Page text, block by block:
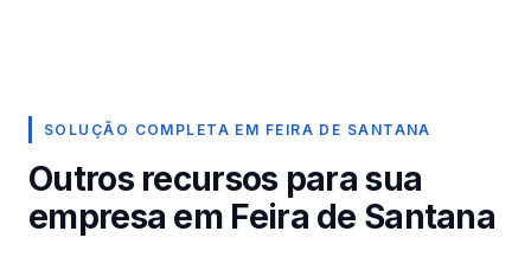
SOLUÇÃO COMPLETA EM FEIRA DE SANTANA
Outros recursos para sua
empresa em Feira de Santana